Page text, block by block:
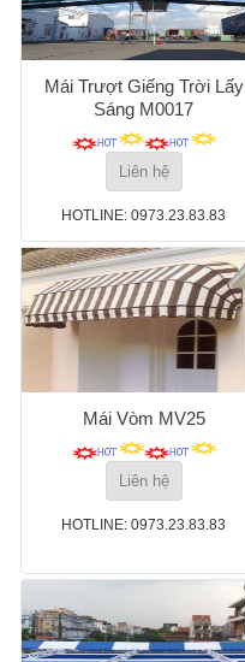
Mái Trượt Giếng Trời Lấy
Sáng M0017
Liên hệ
HOTLINE: 0973.23.83.83
Mái Vòm MV25
Liên hệ
HOTLINE: 0973.23.83.83